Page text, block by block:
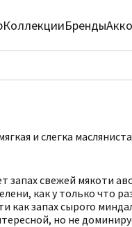
КоллекцииБренды
и слегка
запах свежей мякоти
как у только что
как запах сырого
но не